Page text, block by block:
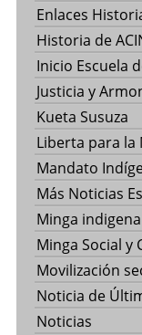
Enlaces
Historia de
Inicio Escuela
Justicia y
Kueta Susuza
Liberta para la
Mandato
Más Noticias
Minga
Minga Social y
Movilización
Noticia de
Noticias